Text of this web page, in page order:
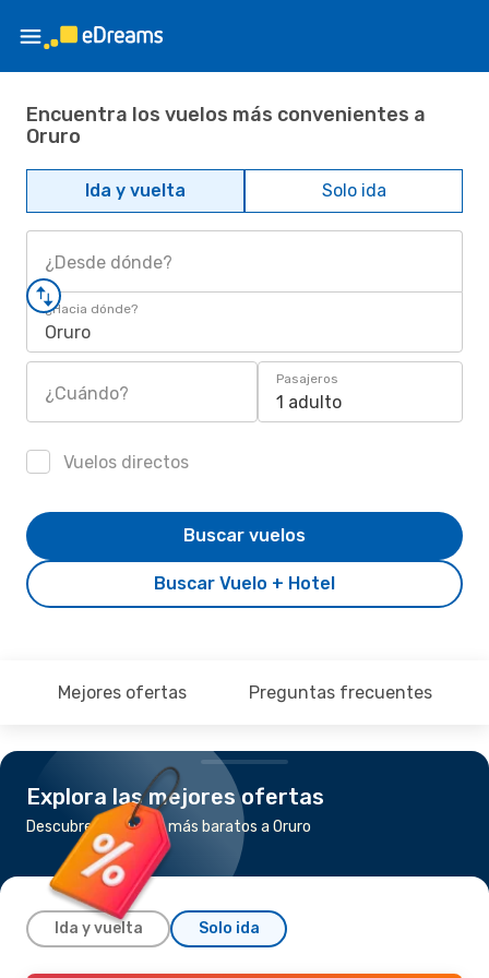
Encuentra los vuelos más convenientes a
Oruro
Ida y vuelta Solo ida
¿Desde dónde?
¿Hacia dónde?
Oruro
¿Cuándo?
Pasajeros
1 adulto
Vuelos directos
Buscar Vuelo + Hotel
Buscar vuelos
Mejores ofertas Preguntas frecuentes
Explora las mejores ofertas
Descubre los vuelos más baratos a Oruro
Ida y vuelta Solo ida